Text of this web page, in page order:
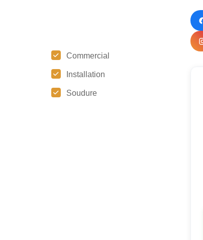
Commercial
Installation
Soudure